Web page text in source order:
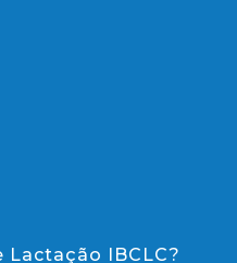
Lactação IBCLC?